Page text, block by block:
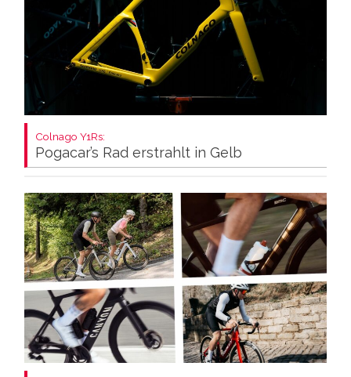
Colnago Y1Rs:
Pogacar’s Rad erstrahlt in Gelb